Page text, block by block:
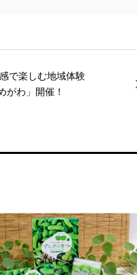
で楽しむ地域体験
がわ」開催！